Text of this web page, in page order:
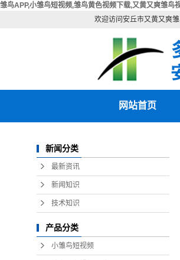
雏鸟APP,小雏鸟短视频,雏鸟黄色视频下载,又黄又爽雏鸟
欢迎访问安丘市又黄又爽
网站首页
新闻分类
最新资讯
新闻知识
技术知识
产品分类
小雏鸟短视频